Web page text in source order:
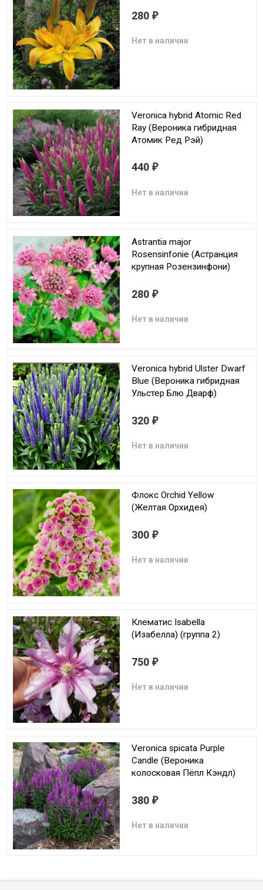
280 ₽
Нет в наличии
Veronica hybrid Atomic Red
Ray (Вероника гибридная
Атомик Ред Рэй)
440 ₽
Нет в наличии
Astrantia major
Rosensinfonie (Астранция
крупная Розензинфони)
280 ₽
Нет в наличии
Veronica hybrid Ulster Dwarf
Blue (Вероника гибридная
Ульстер Блю Дварф)
320 ₽
Нет в наличии
Флокс Orchid Yellow
(Желтая Орхидея)
300 ₽
Нет в наличии
Клематис Isabella
(Изабелла) (группа 2)
750 ₽
Нет в наличии
Veronica spicata Purple
Candle (Вероника
колосковая Пёпл Кэндл)
380 ₽
Нет в наличии